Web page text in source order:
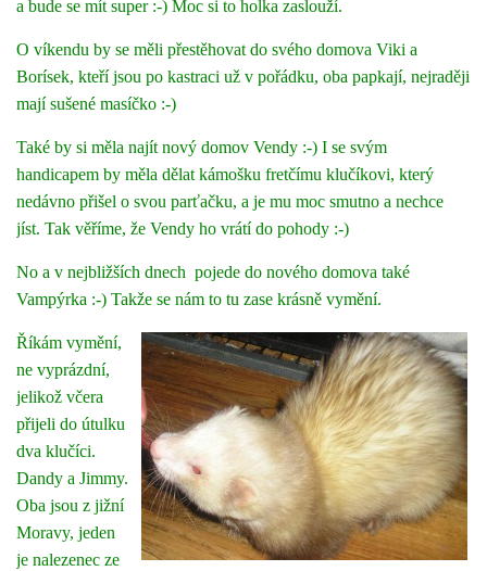
a bude se mít super :-) Moc si to holka zaslouží.
O víkendu by se měli přestěhovat do svého domova Viki a
Borísek, kteří jsou po kastraci už v pořádku, oba papkají, nejraději
mají sušené masíčko :-)
Také by si měla najít nový domov Vendy :-) I se svým
handicapem by měla dělat kámošku fretčímu klučíkovi, který
nedávno přišel o svou parťačku, a je mu moc smutno a nechce
jíst. Tak věříme, že Vendy ho vrátí do pohody :-)
No a v nejbližších dnech pojede do nového domova také
Vampýrka :-) Takže se nám to tu zase krásně vymění.
Říkám vymění,
ne vyprázdní,
jelikož včera
přijeli do útulku
dva klučíci.
Dandy a Jimmy.
Oba jsou z jižní
Moravy, jeden
je nalezenec ze